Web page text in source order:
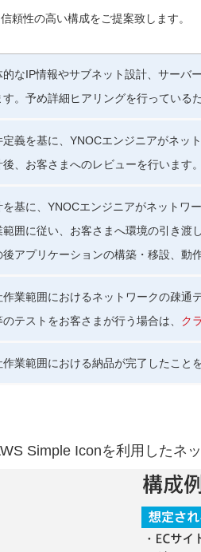
頼性の高い構成をご提案致します。
的なIP情報やサブネット設計、サーバ
す。予め詳細ヒアリングを行っている
定義を基に、YNOCエンジニアがネッ
後、お客さまへのレビューを行います。
を基に、YNOCエンジニアがネットワ
範囲に従い、お客さまへ環境の引き渡
後アプリケーションの構築・移設、動
作業範囲におけるネットワークの疎通
のテストをお客さまが行う場合は、 ク
作業範囲における納品が完了したこと
Simple Iconを利用したネ